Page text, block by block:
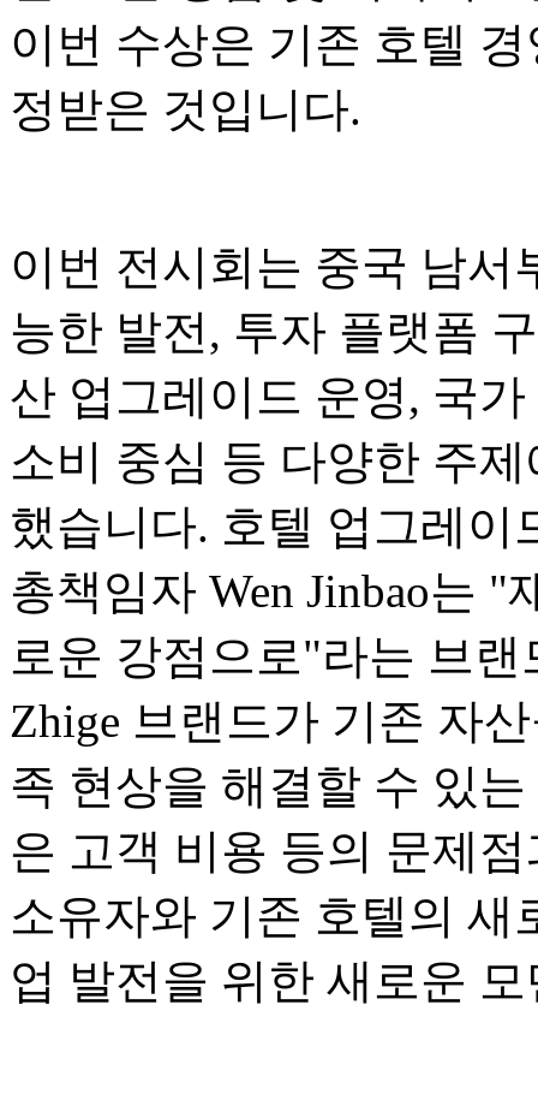
이번 수상은 기존 호텔
정받은 것입니다.
이번 전시회는 중국 남서
능한 발전, 투자 플랫폼
산 업그레이드 운영, 국
소비 중심 등 다양한 주
했습니다. 호텔 업그레이
총책임자 Wen Jinbao는
로운 강점으로"라는 브
Zhige 브랜드가 기존 자
족 현상을 해결할 수 있
은 고객 비용 등의 문제
소유자와 기존 호텔의 새
업 발전을 위한 새로운